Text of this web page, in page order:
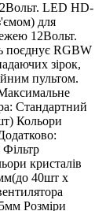
LED HD-
для
12Вольт.
поєднує RGBW
зірок,
пультом.
Стандартний
Кольори
кристалів
40шт х
Розміри